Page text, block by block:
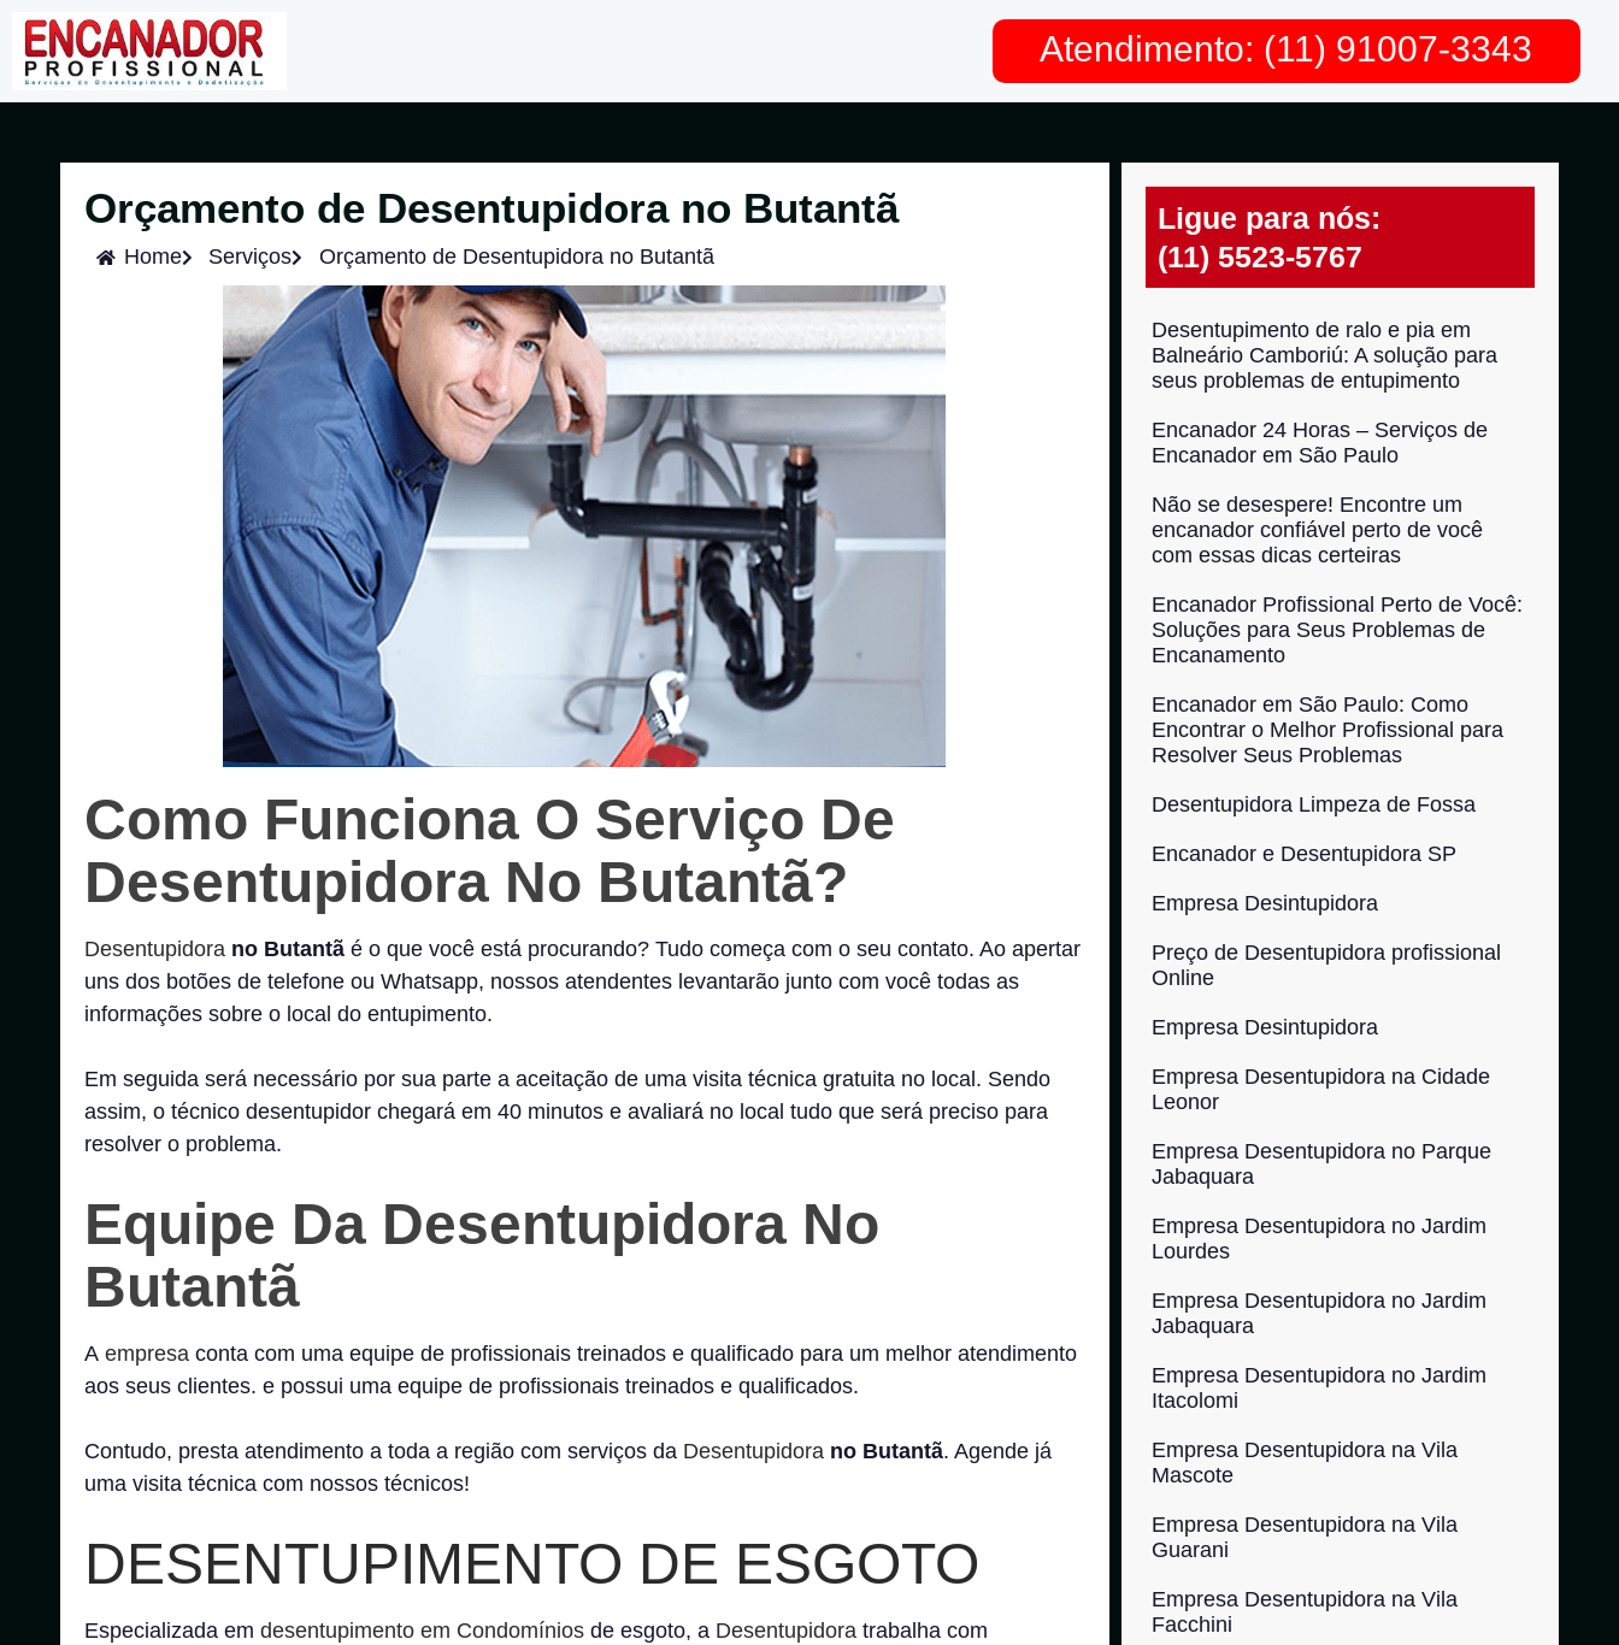
Atendimento: (11) 91007-3343
Orçamento de Desentupidora no Butantã
Home Serviços Orçamento de Desentupidora no Butantã
Como Funciona O Serviço De
Desentupidora No Butantã?
Desentupidora no Butantã é o que você está procurando? Tudo começa com o seu contato. Ao apertar
uns dos botões de telefone ou Whatsapp, nossos atendentes levantarão junto com você todas as
informações sobre o local do entupimento.
Em seguida será necessário por sua parte a aceitação de uma visita técnica gratuita no local. Sendo
assim, o técnico desentupidor chegará em 40 minutos e avaliará no local tudo que será preciso para
resolver o problema.
Equipe Da Desentupidora No
Butantã
A empresa conta com uma equipe de profissionais treinados e qualificado para um melhor atendimento
aos seus clientes. e possui uma equipe de profissionais treinados e qualificados.
Contudo, presta atendimento a toda a região com serviços da Desentupidora no Butantã. Agende já
uma visita técnica com nossos técnicos!
DESENTUPIMENTO DE ESGOTO
Especializada em desentupimento em Condomínios de esgoto, a Desentupidora trabalha com
Ligue para nós:
(11) 5523-5767
Desentupimento de ralo e pia em
Balneário Camboriú: A solução para
seus problemas de entupimento
Encanador 24 Horas – Serviços de
Encanador em São Paulo
Não se desespere! Encontre um
encanador confiável perto de você
com essas dicas certeiras
Encanador Profissional Perto de Você:
Soluções para Seus Problemas de
Encanamento
Encanador em São Paulo: Como
Encontrar o Melhor Profissional para
Resolver Seus Problemas
Desentupidora Limpeza de Fossa
Encanador e Desentupidora SP
Empresa Desintupidora
Preço de Desentupidora profissional
Online
Empresa Desintupidora
Empresa Desentupidora na Cidade
Leonor
Empresa Desentupidora no Parque
Jabaquara
Empresa Desentupidora no Jardim
Lourdes
Empresa Desentupidora no Jardim
Jabaquara
Empresa Desentupidora no Jardim
Itacolomi
Empresa Desentupidora na Vila
Mascote
Empresa Desentupidora na Vila
Guarani
Empresa Desentupidora na Vila
Facchini